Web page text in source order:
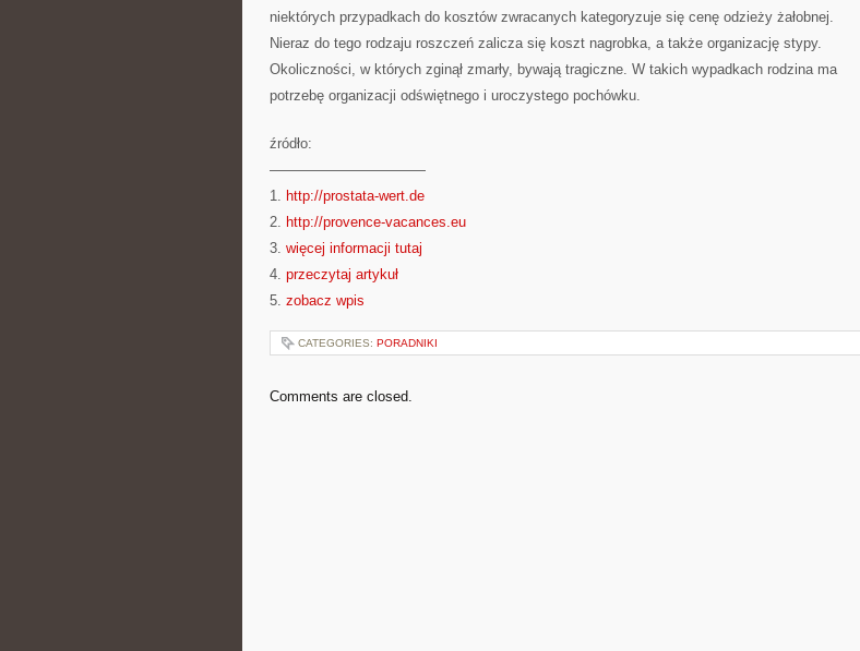
niektórych przypadkach do kosztów zwracanych kategoryzuje się cenę odzieży żałobnej.
Nieraz do tego rodzaju roszczeń zalicza się koszt nagrobka, a także organizację stypy.
Okoliczności, w których zginął zmarły, bywają tragiczne. W takich wypadkach rodzina ma
potrzebę organizacji odświętnego i uroczystego pochówku.
źródło:
———————————
1. http://prostata-wert.de
2. http://provence-vacances.eu
3. więcej informacji tutaj
4. przeczytaj artykuł
5. zobacz wpis
CATEGORIES: PORADNIKI
Comments are closed.